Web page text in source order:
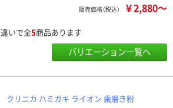
販売価格（税込） ￥2,880～
違いで全5商品あります
バリエーション一覧へ
クリニカ ハミガキ ライオン 歯磨き粉